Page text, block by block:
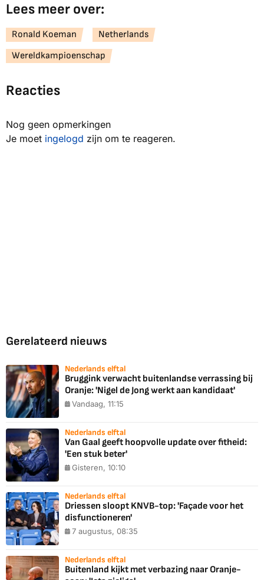
Lees meer over:
Ronald Koeman
Netherlands
Wereldkampioenschap
Reacties
Nog geen opmerkingen
Je moet ingelogd zijn om te reageren.
Gerelateerd nieuws
Nederlands elftal
Bruggink verwacht buitenlandse verrassing bij
Oranje: 'Nigel de Jong werkt aan kandidaat'
Vandaag, 11:15
Nederlands elftal
Van Gaal geeft hoopvolle update over fitheid:
'Een stuk beter'
Gisteren, 10:10
Nederlands elftal
Driessen sloopt KNVB-top: 'Façade voor het
disfunctioneren'
7 augustus, 08:35
Nederlands elftal
Buitenland kijkt met verbazing naar Oranje-